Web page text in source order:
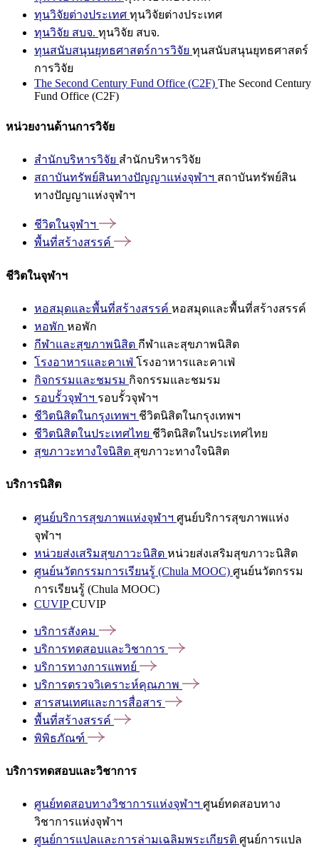
ทุนวิจัยต่างประเทศ ทุนวิจัยต่างประเทศ
ทุนวิจัย สบจ. ทุนวิจัย สบจ.
ทุนสนับสนุนยุทธศาสตร์การวิจัย ทุนสนับสนุนยุทธศาสตร์
การวิจัย
The Second Century Fund Office (C2F) The Second Century
Fund Office (C2F)
หน่วยงานด้านการวิจัย
สำนักบริหารวิจัย สำนักบริหารวิจัย
สถาบันทรัพย์สินทางปัญญาแห่งจุฬาฯ สถาบันทรัพย์สิน
ทางปัญญาแห่งจุฬาฯ
ชีวิตในจุฬาฯ
พื้นที่สร้างสรรค์
ชีวิตในจุฬาฯ
หอสมุดและพื้นที่สร้างสรรค์ หอสมุดและพื้นที่สร้างสรรค์
หอพัก หอพัก
กีฬาและสุขภาพนิสิต กีฬาและสุขภาพนิสิต
โรงอาหารและคาเฟ่ โรงอาหารและคาเฟ่
กิจกรรมและชมรม กิจกรรมและชมรม
รอบรั้วจุฬาฯ รอบรั้วจุฬาฯ
ชีวิตนิสิตในกรุงเทพฯ ชีวิตนิสิตในกรุงเทพฯ
ชีวิตนิสิตในประเทศไทย ชีวิตนิสิตในประเทศไทย
สุขภาวะทางใจนิสิต สุขภาวะทางใจนิสิต
บริการนิสิต
ศูนย์บริการสุขภาพแห่งจุฬาฯ ศูนย์บริการสุขภาพแห่ง
จุฬาฯ
หน่วยส่งเสริมสุขภาวะนิสิต หน่วยส่งเสริมสุขภาวะนิสิต
ศูนย์นวัตกรรมการเรียนรู้ (Chula MOOC) ศูนย์นวัตกรรม
การเรียนรู้ (Chula MOOC)
CUVIPCUVIP
บริการสังคม
บริการทดสอบและวิชาการ
บริการทางการแพทย์
บริการตรวจวิเคราะห์คุณภาพ
สารสนเทศและการสื่อสาร
พื้นที่สร้างสรรค์
พิพิธภัณฑ์
บริการทดสอบและวิชาการ
ศูนย์ทดสอบทางวิชาการแห่งจุฬาฯ ศูนย์ทดสอบทาง
วิชาการแห่งจุฬาฯ
ศูนย์การแปลและการล่ามเฉลิมพระเกียรติ ศูนย์การแปล